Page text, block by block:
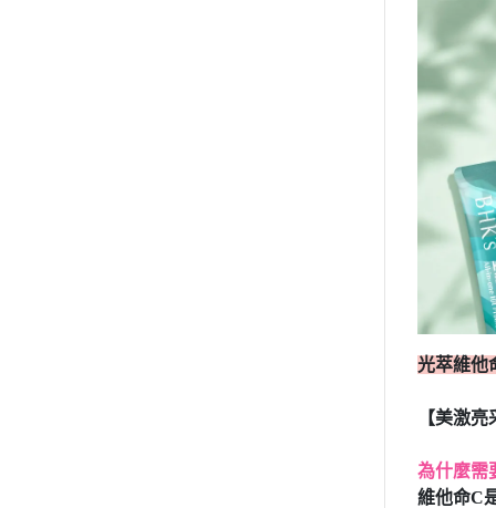
光萃維他
【美激
為什麼需
維他命C